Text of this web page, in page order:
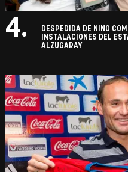
4.
DESPEDIDA DE NINO
INSTALACIONES DEL
ALZUGARAY